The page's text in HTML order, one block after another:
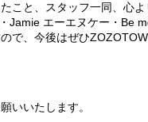
こと、スタッフ一同、心よ
エーエヌケー・Be
で、今後はぜひ
いいたします。